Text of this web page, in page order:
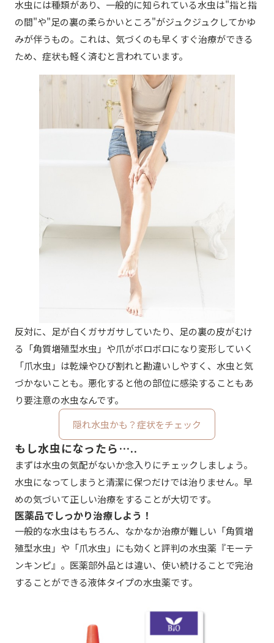
水虫には種類があり、一般的に知られている水虫は"指と指
の間"や"足の裏の柔らかいところ"がジュクジュクしてかゆ
みが伴うもの。これは、気づくのも早くすぐ治療ができる
ため、症状も軽く済むと言われています。
反対に、足が白くガサガサしていたり、足の裏の皮がむけ
る「角質増殖型水虫」や爪がボロボロになり変形していく
「爪水虫」は乾燥やひび割れと勘違いしやすく、水虫と気
づかないことも。悪化すると他の部位に感染することもあ
り要注意の水虫なんです。
隠れ水虫かも？症状をチェック
もし水虫になったら…..
まずは水虫の気配がないか念入りにチェックしましょう。
水虫になってしまうと清潔に保つだけでは治りません。早
めの気づいて正しい治療をすることが大切です。
医薬品でしっかり治療しよう！
一般的な水虫はもちろん、なかなか治療が難しい「角質増
殖型水虫」や「爪水虫」にも効くと評判の水虫薬『モーテ
ンキンピ』。医薬部外品とは違い、使い続けることで完治
することができる液体タイプの水虫薬です。